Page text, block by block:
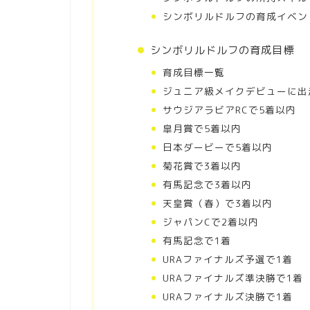
シンボリルドルフの育成イベ
シンボリルドルフの育成目標
育成目標一覧
ジュニア級メイクデビューに
サウジアラビアRCで5着以内
皐月賞で5着以内
日本ダービーで5着以内
菊花賞で3着以内
有馬記念で3着以内
天皇賞（春）で3着以内
ジャパンCで2着以内
有馬記念で1着
URAファイナルズ予選で1着
URAファイナルズ準決勝で1着
URAファイナルズ決勝で1着